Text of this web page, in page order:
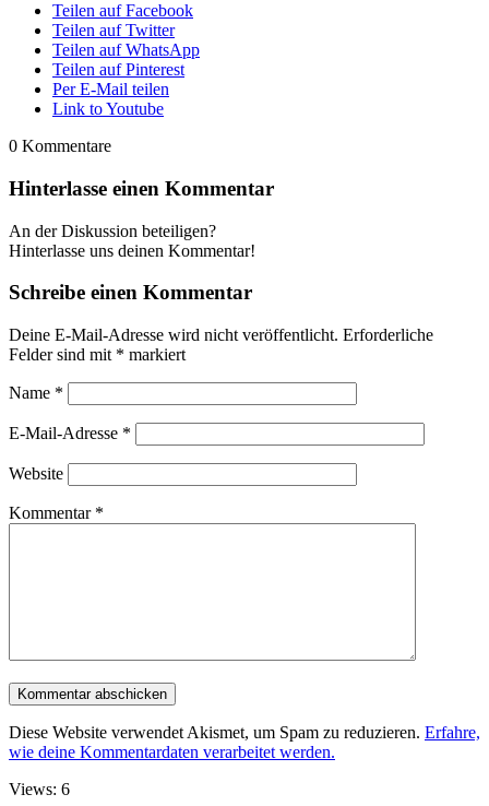
Teilen auf Facebook
Teilen auf Twitter
Teilen auf WhatsApp
Teilen auf Pinterest
Per E-Mail teilen
Link to Youtube
0 Kommentare
Hinterlasse einen Kommentar
An der Diskussion beteiligen?
Hinterlasse uns deinen Kommentar!
Schreibe einen Kommentar
Deine E-Mail-Adresse wird nicht veröffentlicht. Erforderliche
Felder sind mit * markiert
Name *
E-Mail-Adresse *
Website
Kommentar *
Diese Website verwendet Akismet, um Spam zu reduzieren. Erfahre,
wie deine Kommentardaten verarbeitet werden.
Views: 6